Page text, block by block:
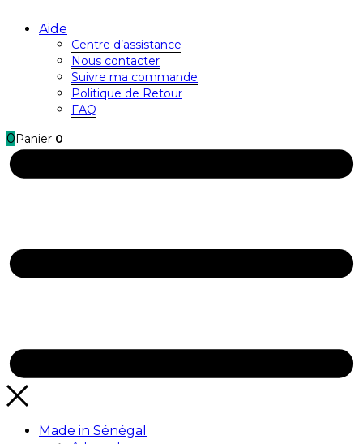
Aide
Centre d’assistance
Nous contacter
Suivre ma commande
Politique de Retour
FAQ
0 Panier 0
Made in Sénégal